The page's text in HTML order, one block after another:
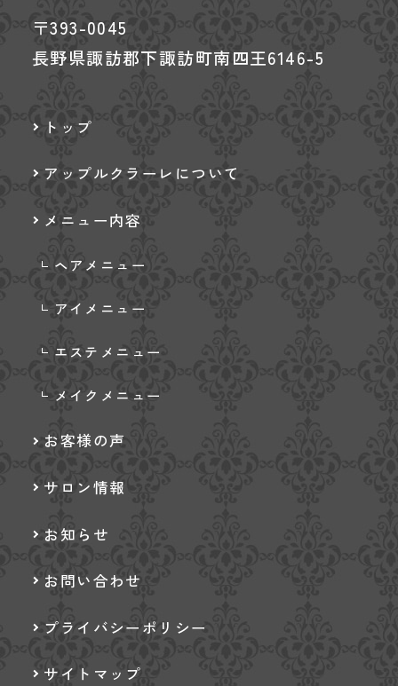
〒393-0045
長野県諏訪郡下諏訪町南四王6146-5
トップ
アップルクラーレについて
メニュー内容
ヘアメニュー
アイメニュー
エステメニュー
メイクメニュー
お客様の声
サロン情報
お知らせ
お問い合わせ
プライバシーポリシー
サイトマップ